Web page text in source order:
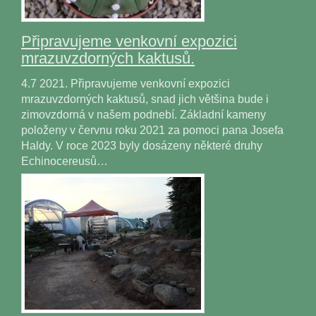
Připravujeme venkovní expozici
mrazuvzdorných kaktusů.
4.7 2021. Připravujeme venkovní expozici
mrazuvzdorných kaktusů, snad jich většina bude i
zimovzdorná v našem podnebí. Základní kameny
položeny v červnu roku 2021 za pomoci pana Josefa
Haldy. V roce 2023 byly dosázeny některé druhy
Echinocereusů…